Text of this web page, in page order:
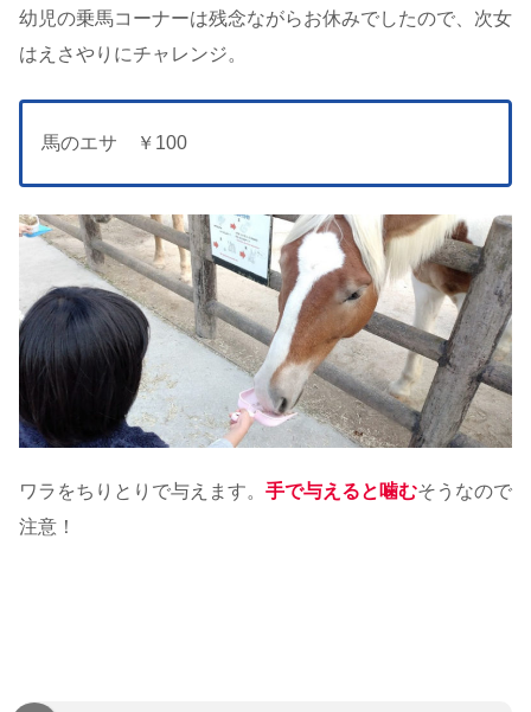
幼児の乗馬コーナーは残念ながらお休みでしたので、次女
はえさやりにチャレンジ。
馬のエサ ￥100
ワラをちりとりで与えます。 手で与えると噛むそうなので
注意！